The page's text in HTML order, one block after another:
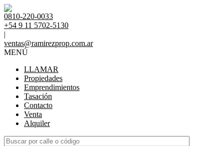
0810-220-0033
+54 9 11 5702-5130
|
ventas@ramirezprop.com.ar
MENÚ
LLAMAR
Propiedades
Emprendimientos
Tasación
Contacto
Venta
Alquiler